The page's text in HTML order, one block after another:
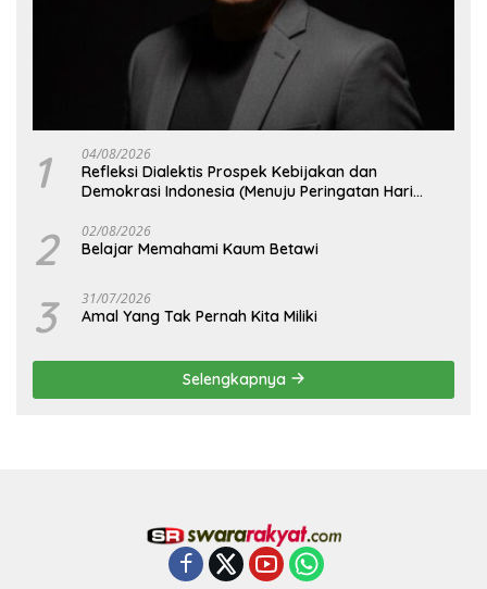
1 04/08/2026
Refleksi Dialektis Prospek Kebijakan dan
Demokrasi Indonesia (Menuju Peringatan Hari
2 02/08/2026
Belajar Memahami Kaum Betawi
3 31/07/2026
Amal Yang Tak Pernah Kita Miliki
Selengkapnya